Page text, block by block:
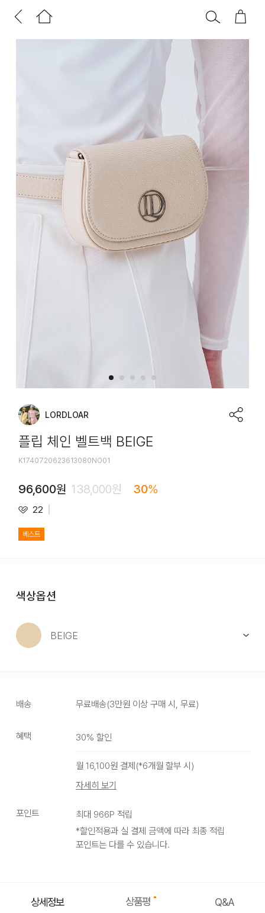
LORDLOAR
플립 체인 벨트백 BEIGE
K1740720623613080NO01
96,600원 138,000원 30%
22
베스트
색상옵션
BEIGE
배송 무료배송(3만원 이상 구매 시, 무료)
혜택 30% 할인
월 16,100원 결제(*6개월 할부 시)
자세히 보기
포인트 최대 966P 적립
*할인적용과 실 결제 금액에 따라 최종 적립
포인트는 다를 수 있습니다.
상세정보 상품평 Q&A